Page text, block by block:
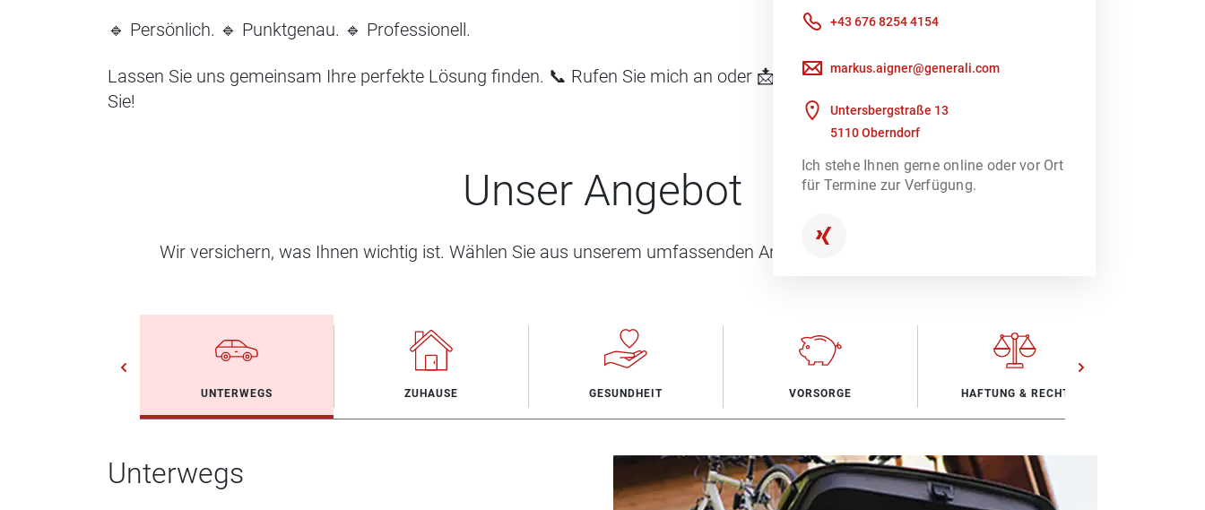
+43 676 8254 4154
markus.aigner@generali.com
Untersbergstraße 13
5110 Oberndorf
Ich stehe Ihnen gerne online oder vor Ort
für Termine zur Verfügung.
🔹 Persönlich. 🔹 Punktgenau. 🔹 Professionell.
Lassen Sie uns gemeinsam Ihre perfekte Lösung finden. 📞 Rufen Sie mich an oder 📩 schreiben Sie mir – ich freue mich auf
Sie!
Unser Angebot
Wir versichern, was Ihnen wichtig ist. Wählen Sie aus unserem umfassenden Angebot an Versicherungsleistungen.
UNTERWEGS ZUHAUSE GESUNDHEIT VORSORGE HAFTUNG & RECHT
Unterwegs